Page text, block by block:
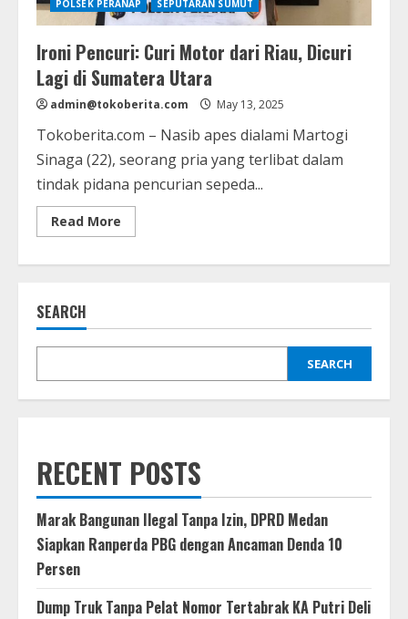
POLSEK PERANAP SEPUTARAN SUMUT
Ironi Pencuri: Curi Motor dari Riau, Dicuri
Lagi di Sumatera Utara
admin@tokoberita.com May 13, 2025
Tokoberita.com – Nasib apes dialami Martogi
Sinaga (22), seorang pria yang terlibat dalam
tindak pidana pencurian sepeda...
Read More
more
Dicuri
Lagi
Utara
SEARCH
SEARCH
RECENT POSTS
Marak Bangunan Ilegal Tanpa Izin, DPRD Medan
Siapkan Ranperda PBG dengan Ancaman Denda 10
Persen
Dump Truk Tanpa Pelat Nomor Tertabrak KA Putri Deli